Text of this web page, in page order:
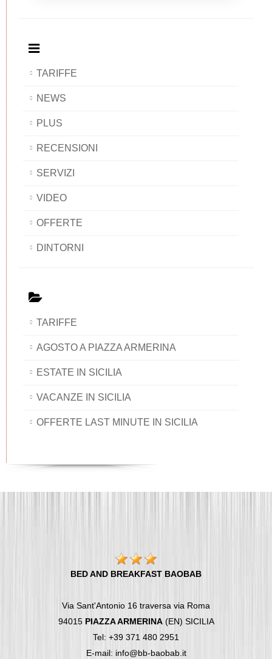
TARIFFE
NEWS
PLUS
RECENSIONI
SERVIZI
VIDEO
OFFERTE
DINTORNI
TARIFFE
AGOSTO A PIAZZA ARMERINA
ESTATE IN SICILIA
VACANZE IN SICILIA
OFFERTE LAST MINUTE IN SICILIA
BED AND BREAKFAST BAOBAB
Via Sant'Antonio 16 traversa via Roma
94015 PIAZZA ARMERINA(EN) SICILIA
Tel: +39 371 480 2951
E-mail: info@bb-baobab.it